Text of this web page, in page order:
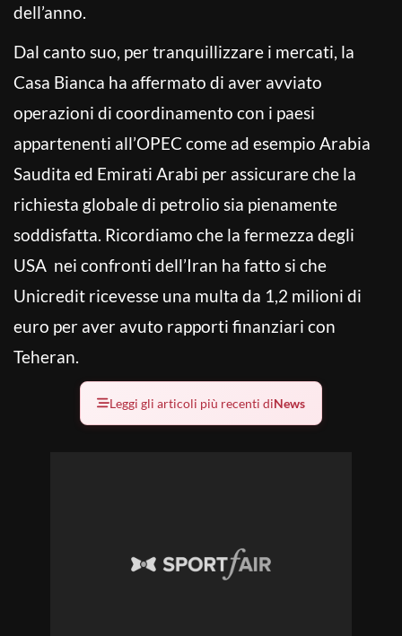
dell’anno.
Dal canto suo, per tranquillizzare i mercati, la
Casa Bianca ha affermato di aver avviato
operazioni di coordinamento con i paesi
appartenenti all’OPEC come ad esempio Arabia
Saudita ed Emirati Arabi per assicurare che la
richiesta globale di petrolio sia pienamente
soddisfatta. Ricordiamo che la fermezza degli
USA nei confronti dell’Iran ha fatto si che
Unicredit ricevesse una multa da 1,2 milioni di
euro per aver avuto rapporti finanziari con
Teheran.
Leggi gli articoli più recenti diNews